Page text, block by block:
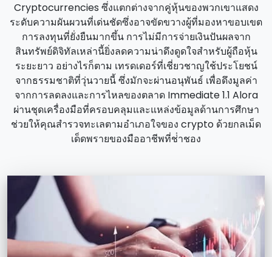
Cryptocurrencies ซึ่งแตกต่างจากคู่หุ้นของพวกเขาแสดง
ระดับความผันผวนที่เด่นชัดซึ่งอาจขัดขวางผู้ที่มองหาขอบเขต
การลงทุนที่ยั่งยืนมากขึ้น การไม่มีการจ่ายเงินปันผลจาก
สินทรัพย์ดิจิทัลเหล่านี้ยิ่งลดความน่าดึงดูดใจสําหรับผู้ถือหุ้น
ระยะยาว อย่างไรก็ตาม เทรดเดอร์ที่เชี่ยวชาญใช้ประโยชน์
จากธรรมชาติที่วุ่นวายนี้ ซึ่งมักจะผ่านอนุพันธ์ เพื่อดึงมูลค่า
จากการลดลงและการไหลของตลาด Immediate 1.1 Alora
ผ่านชุดเครื่องมือที่ครอบคลุมและแหล่งข้อมูลด้านการศึกษา
ช่วยให้คุณสํารวจทะเลตามอําเภอใจของ crypto ด้วยกลเม็ด
เด็ดพรายของมืออาชีพที่ช่ําชอง